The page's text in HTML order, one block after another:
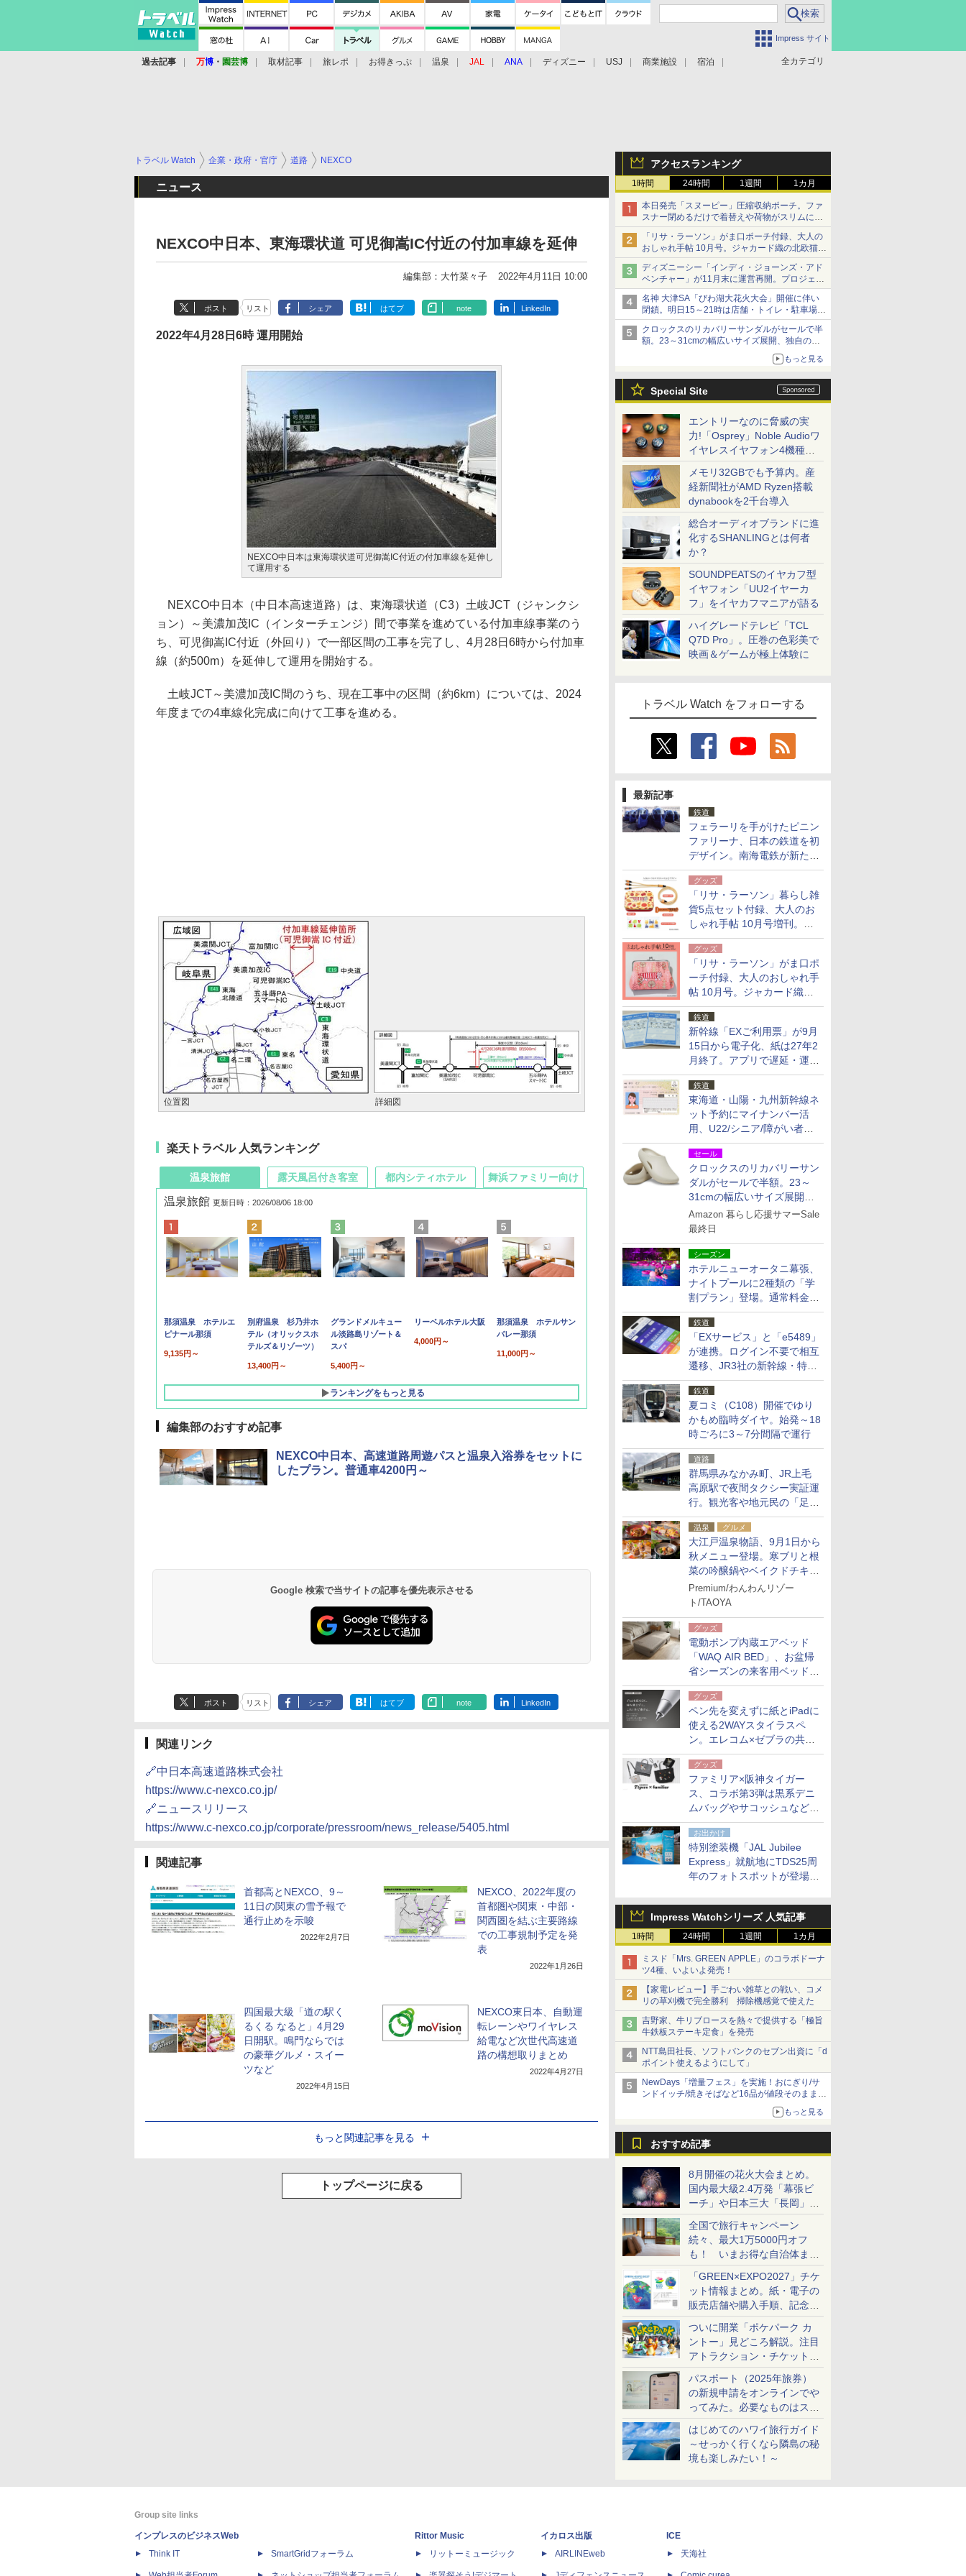
Impress サイト
全カテゴリ
過去記事 万博 ・ 園芸博 取材記事 旅レポ お得きっぷ 温泉 JAL ANA ディズニー USJ 商業施設 宿泊
アクセスランキング
1時間 24時間 1週間 1カ月
本日発売「スヌーピー」圧縮収納ポーチ。ファ
スナー閉めるだけで着替えや荷物がスリムにま
とまる
「リサ・ラーソン」がま口ポーチ付録、大人の
おしゃれ手帖 10月号。ジャカード織の北欧猫デ
ザイン
ディズニーシー「インディ・ジョーンズ・アド
ベンチャー」が11月末に運営再開。プロジェク
ションマッピングを追加、DPAは1500円
名神 大津SA「びわ湖大花火大会」開催に伴い
閉鎖。明日15～21時は店舗・トイレ・駐車場の
利用不可
クロックスのリカバリーサンダルがセールで半
額。23～31cmの幅広いサイズ展開、独自のク
もっと見る
Special Site
エントリーなのに脅威の実
力!「Osprey」Noble Audioワ
イヤレスイヤフォン4機種を
一気に聴く
メモリ32GBでも予算内。産
経新聞社がAMD Ryzen搭載
dynabookを2千台導入
総合オーディオブランドに進
化するSHANLINGとは何者
か？
SOUNDPEATSのイヤカフ型
イヤフォン「UU2イヤーカ
フ」をイヤカフマニアが語る
ハイグレードテレビ「TCL
Q7D Pro」。圧巻の色彩美で
映画＆ゲームが極上体験に
トラベル Watch をフォローする
最新記事
鉄道
フェラーリを手がけたピニン
ファリーナ、日本の鉄道を初
デザイン。南海電鉄が新たな
「空港特急」をなにわ筋線へ
導入
グッズ
「リサ・ラーソン」暮らし雑
貨5点セット付録、大人のお
しゃれ手帖 10月号増刊。
USBケーブルや缶ケースなど
グッズ
「リサ・ラーソン」がま口ポ
ーチ付録、大人のおしゃれ手
帖 10月号。ジャカード織の
北欧猫デザイン
鉄道
新幹線「EXご利用票」が9月
15日から電子化、紙は27年2
月終了。アプリで遅延・運休
も確認可能に
鉄道
東海道・山陽・九州新幹線ネ
ット予約にマイナンバー活
用、U22/シニア/障がい者割
を9月15日から発売
セール
クロックスのリカバリーサン
ダルがセールで半額。23～
31cmの幅広いサイズ展開、
独自のクッション素材を採用
Amazon 暮らし応援サマーSale
最終日
シーズン
ホテルニューオータニ幕張、
ナイトプールに2種類の「学
割プラン」登場。通常料金の
およそ半額でお得に夜活
鉄道
「EXサービス」と「e5489」
が連携。ログイン不要で相互
遷移、JR3社の新幹線・特急
予約をアプリで一括確認
鉄道
夏コミ（C108）開催でゆり
かもめ臨時ダイヤ。始発～18
時ごろに3～7分間隔で運行
道路
群馬県みなかみ町、JR上毛
高原駅で夜間タクシー実証運
行。観光客や地元民の「足が
ない」課題解消へ、木金土に
2台体制
温泉 グルメ
大江戸温泉物語、9月1日から
秋メニュー登場。寒ブリと根
菜の吟醸鍋やベイクドチキ
ン、ショコラ＆栗スイーツも
食べ放題に
Premium/わんわんリゾー
ト/TAOYA
グッズ
電動ポンプ内蔵エアベッド
「WAQ AIR BED」、お盆帰
省シーズンの来客用ベッドに
も。使用後は収納バッグでコ
ンパクトに保管
グッズ
ペン先を変えずに紙とiPadに
使える2WAYスタイラスペ
ン。エレコム×ゼブラの共同
開発
グッズ
ファミリア×阪神タイガー
ス、コラボ第3弾は黒系デニ
ムバッグやサコッシュなど6
点。8月21日オンラインスト
アで発売
お出かけ
特別塗装機「JAL Jubilee
Express」就航地にTDS25周
年のフォトスポットが登場。
Impress Watchシリーズ 人気記事
1時間 24時間 1週間 1カ月
ミスド「Mrs. GREEN APPLE」のコラボドーナ
ツ4種、いよいよ発売！
【家電レビュー】手ごわい雑草との戦い、コメ
リの草刈機で完全勝利 掃除機感覚で使えた
吉野家、牛リブロースを熱々で提供する「極旨
牛鉄板ステーキ定食」を発売
NTT島田社長、ソフトバンクのセブン出資に「d
ポイント使えるようにして」
NewDays「増量フェス」を実施！おにぎり/サ
ンドイッチ/焼きそばなど16品が値段そのままで
もっと見る
おすすめ記事
8月開催の花火大会まとめ。
国内最大級2.4万発「幕張ビ
ーチ」や日本三大「長岡」な
ど大型イベント目白押し！
全国で旅行キャンペーン
続々、最大1万5000円オフ
も！ いまお得な自治体まと
め
「GREEN×EXPO2027」チケ
ット情報まとめ。紙・電子の
販売店舗や購入手順、記念チ
ケットも解説
ついに開業「ポケパーク カ
ントー」見どころ解説。注目
アトラクション・チケット手
配・来場前に必要な準備は？
パスポート（2025年旅券）
の新規申請をオンラインでや
ってみた。必要なものはスマ
ホとマイナカードのみ
はじめてのハワイ旅行ガイド
～せっかく行くなら隣島の秘
境も楽しみたい！～
トラベル Watch 企業・政府・官庁 道路 NEXCO
ニュース
NEXCO中日本、東海環状道 可児御嵩IC付近の付加車線を延伸
編集部：大竹菜々子 2022年4月11日 10:00
ポスト リスト シェア はてブ note LinkedIn
2022年4月28日6時 運用開始
NEXCO中日本は東海環状道可児御嵩IC付近の付加車線を延伸し
て運用する
NEXCO中日本（中日本高速道路）は、東海環状道（C3）土岐JCT（ジャンクシ
ョン）～美濃加茂IC（インターチェンジ）間で事業を進めている付加車線事業のう
ち、可児御嵩IC付近（外回り）で一部区間の工事を完了し、4月28日6時から付加車
線（約500m）を延伸して運用を開始する。
土岐JCT～美濃加茂IC間のうち、現在工事中の区間（約6km）については、2024
年度までの4車線化完成に向けて工事を進める。
位置図 詳細図
楽天トラベル 人気ランキング
温泉旅館
温泉旅館 更新日時：2026/08/06 18:00
那須温泉 ホテルエ
ピナール那須
9,135円～
別府温泉 杉乃井ホ
テル（オリックスホ
テルズ＆リゾーツ）
13,400円～
グランドメルキュー
ル淡路島リゾート＆
スパ
5,400円～
リーベルホテル大阪
4,000円～
那須温泉 ホテルサン
バレー那須
11,000円～
ランキングをもっと見る
露天風呂付き客室
10,450円～
19,541円～
都内シティホテル 舞浜ファミリー向け
7,950円～
5,758円～
編集部のおすすめ記事
NEXCO中日本、高速道路周遊パスと温泉入浴券をセットに
したプラン。普通車4200円～
Google 検索で当サイトの記事を優先表示させる
ポスト リスト シェア はてブ note LinkedIn
関連リンク
🔗中日本高速道路株式会社
https://www.c-nexco.co.jp/
🔗ニュースリリース
https://www.c-nexco.co.jp/corporate/pressroom/news_release/5405.html
関連記事
首都高とNEXCO、9～
11日の関東の雪予報で
通行止めを示唆
2022年2月7日
NEXCO、2022年度の
首都圏や関東・中部・
関西圏を結ぶ主要路線
での工事規制予定を発
表
2022年1月26日
四国最大級「道の駅く
るくる なると」4月29
日開駅。鳴門ならでは
の豪華グルメ・スイー
ツなど
2022年4月15日
NEXCO東日本、自動運
転レーンやワイヤレス
給電など次世代高速道
路の構想取りまとめ
2022年4月27日
もっと関連記事を見る
トップページに戻る
Group site links
インプレスのビジネスWeb
Think IT
SmartGridフォーラム
Rittor Music
リットーミュージック
イカロス出版
AIRLINEweb
ICE
天海社